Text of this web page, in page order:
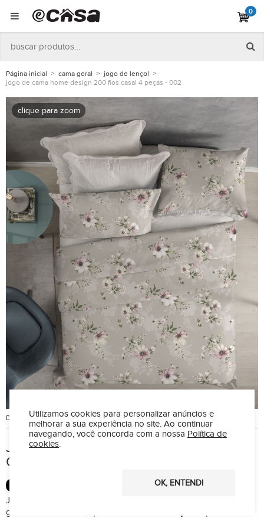
0
Página inicial cama geral
jogo de lençol
jogo de cama home design 200 fios casal 4 peças - 002
clique para zoom
Disponibilidade: Postagem em Imediata Marca: ECasa
Jogo De Cama Home Design 200 Fios
Casal 4 Peças - 002
Jogo de Cama 100% Algodão toque ultra macio com estampas
geométricas e florais, que fazem toda diferença no quarto.
Utilizamos cookies para personalizar anúncios e
melhorar a sua experiência no site. Ao continuar
navegando, você concorda com a nossa Política de
cookies.
OK, ENTENDI